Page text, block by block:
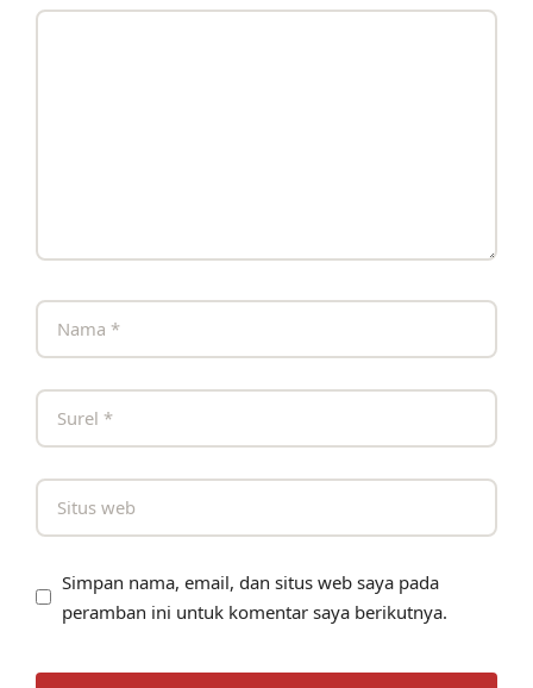
Komentar
Nama
Surel
Situs
Simpan nama, email, dan situs web saya pada
peramban ini untuk komentar saya berikutnya.